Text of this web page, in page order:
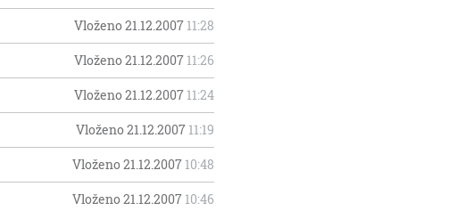
Vloženo 21.12.2007 11:28
Vloženo 21.12.2007 11:26
Vloženo 21.12.2007 11:24
Vloženo 21.12.2007 11:19
Vloženo 21.12.2007 10:48
Vloženo 21.12.2007 10:46